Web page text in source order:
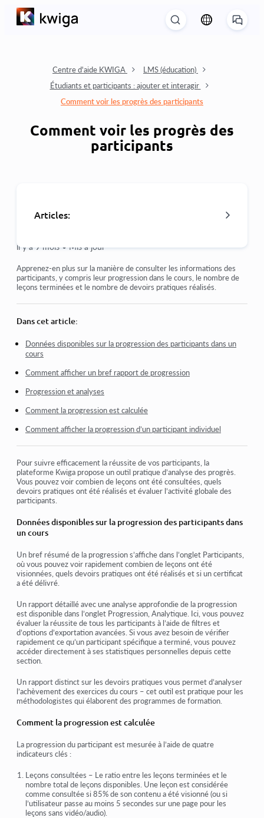
Centre d'aide KWIGA
LMS (éducation)
Étudiants et participants : ajouter et interagir
Comment voir les progrès des participants
Comment voir les progrès des
participants
Articles:
Comment donner accès au cours
Comment accéder au compte d'un étudiant
Automatisation : Attribution de points après la réalisation
Comment voir tous les essais de test
Comment configurer une nouvelle tentative de test
maintenant ses progrès
Voir plus
il y a 9 mois • Mis à jour
Apprenez-en plus sur la manière de consulter les informations des
participants, y compris leur progression dans le cours, le nombre de
leçons terminées et le nombre de devoirs pratiques réalisés.
Dans cet article:
Données disponibles sur la progression des participants dans un
cours
Comment afficher un bref rapport de progression
Progression et analyses
Comment la progression est calculée
Comment afficher la progression d’un participant individuel
Pour suivre efficacement la réussite de vos participants, la
plateforme Kwiga propose un outil pratique d’analyse des progrès.
Vous pouvez voir combien de leçons ont été consultées, quels
devoirs pratiques ont été réalisés et évaluer l’activité globale des
participants.
Données disponibles sur la progression des participants dans
un cours
Un bref résumé de la progression s’affiche dans l’onglet Participants
où vous pouvez voir rapidement combien de leçons ont été
visionnées, quels devoirs pratiques ont été réalisés et si un certificat
a été délivré.
Un rapport détailléavec une analyse approfondie de la progression
est disponible dans l’onglet Progression, Analytique . Ici, vous pouvez
évaluer la réussite de tous les participants à l’aide de filtres et
d’options d’exportation avancées. Si vous avez besoin de vérifier
rapidement ce qu’un participant spécifique a terminé, vous pouvez
accéder directement à ses statistiques personnelles depuis cette
section.
Un rapport distinct sur les devoirs pratiques vous permet d’analyser
l’achèvement des exercices du cours – cet outil est pratique pour les
méthodologistes qui élaborent des programmes de formation.
Comment la progression est calculée
La progression du participant est mesurée à l’aide de quatre
indicateurs clés :
Leçons consultées – Le ratio entre les leçons terminées et le
nombre total de leçons disponibles. Une leçon estconsidérée
comme consultéesi85% de son contenu a été visionné(ou si
l’utilisateur passeau moins 5 secondes sur une page pour les
leçons sans vidéo/audio).